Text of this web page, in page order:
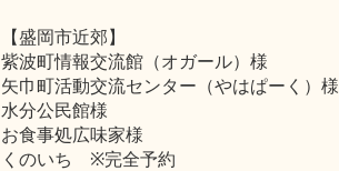
【盛岡市近郊】
紫波町情報交流館（オガール）様
矢巾町活動交流センター（やはぱーく）様
水分公民館様
お食事処広味家様
くのいち ※完全予約